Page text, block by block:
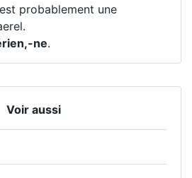
probablement une
ne.
Voir aussi